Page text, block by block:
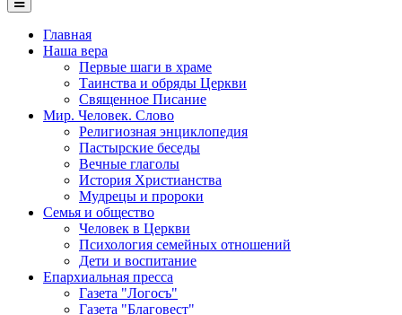
Главная
Наша вера
Первые шаги в храме
Таинства и обряды Церкви
Священное Писание
Мир. Человек. Слово
Религиозная энциклопедия
Пастырские беседы
Вечные глаголы
История Христианства
Мудрецы и пророки
Семья и общество
Человек в Церкви
Психология семейных отношений
Дети и воспитание
Епархиальная пресса
Газета "Логосъ"
Газета "Благовест"